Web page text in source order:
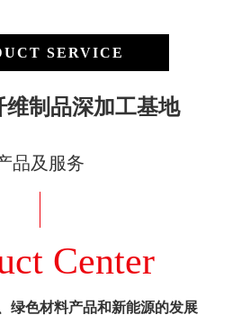
SERVICE
维制品深加工基地
品及服务
Center
绿色材料产品和新能源的发展